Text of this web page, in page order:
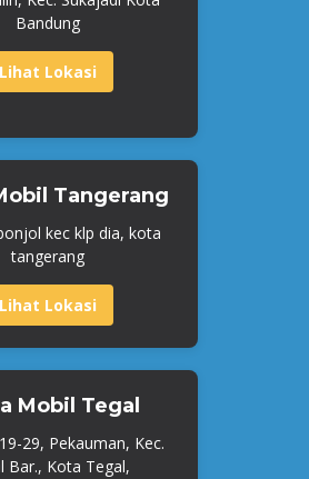
Bandung
Lihat Lokasi
Tangerang
kec klp dia, kota
tangerang
Lihat Lokasi
Mobil Tegal
29, Pekauman, Kec.
Bar., Kota Tegal,